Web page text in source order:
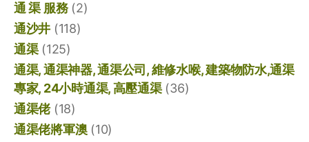
通 渠 服務(2)
通沙井 (118)
通渠(125)
通渠, 通渠神器, 通渠公司, 維修水喉, 建築物防水,通渠
專家, 24小時通渠, 高壓通渠(36)
通渠佬(18)
通渠佬將軍澳(10)